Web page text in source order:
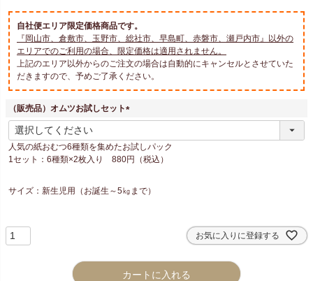
自社便エリア限定価格商品です。
『岡山市、倉敷市、玉野市、総社市、早島町、赤磐市、瀬戸内市』以外の
エリアでのご利用の場合、限定価格は適用されません。
上記のエリア以外からのご注文の場合は自動的にキャンセルとさせていた
だきますので、予めご了承ください。
（販売品）オムツお試しセット
(
須
)
人気の紙おむつ6種類を集めたお試しパック
1セット：6種類×2枚入り 880円（税込）
サイズ：新生児用（お誕生～5㎏まで）
お気に入りに登録する
カートに入れる